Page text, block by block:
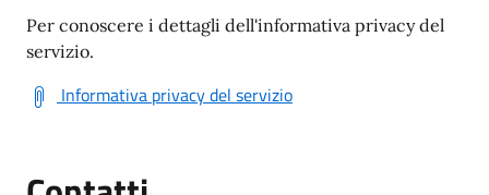
Per conoscere i dettagli dell'informativa privacy del
servizio.
Informativa privacy del servizio